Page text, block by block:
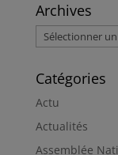
Archives
Archives
Catégories
Actu
Actualités
Assemblée